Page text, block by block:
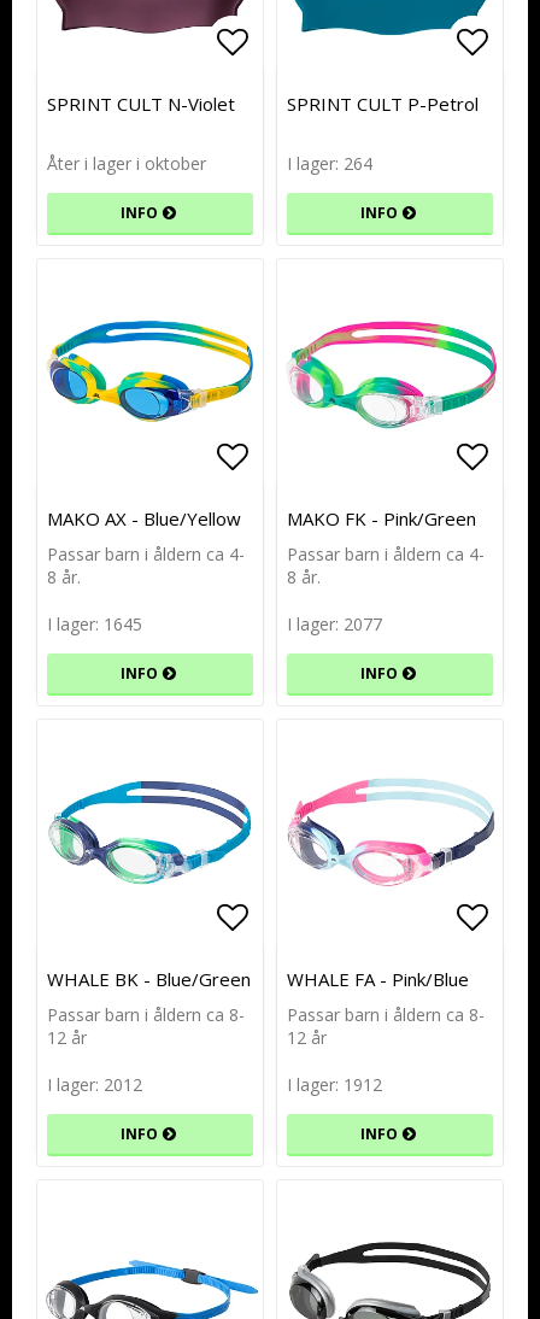
Lägg till i favoritlistan
Lägg till i favoritlistan
SPRINT CULT N-Violet
Åter i lager i oktober
INFO
SPRINT CULT P-Petrol
I lager: 264
INFO
Lägg till i favoritlistan
Lägg till i favoritlistan
MAKO AX - Blue/Yellow
Passar barn i åldern ca 4-
8 år.
I lager: 1645
INFO
MAKO FK - Pink/Green
Passar barn i åldern ca 4-
8 år.
I lager: 2077
INFO
Lägg till i favoritlistan
Lägg till i favoritlistan
WHALE BK - Blue/Green
Passar barn i åldern ca 8-
12 år
I lager: 2012
INFO
WHALE FA - Pink/Blue
Passar barn i åldern ca 8-
12 år
I lager: 1912
INFO